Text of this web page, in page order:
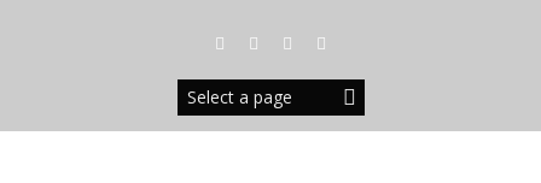
o